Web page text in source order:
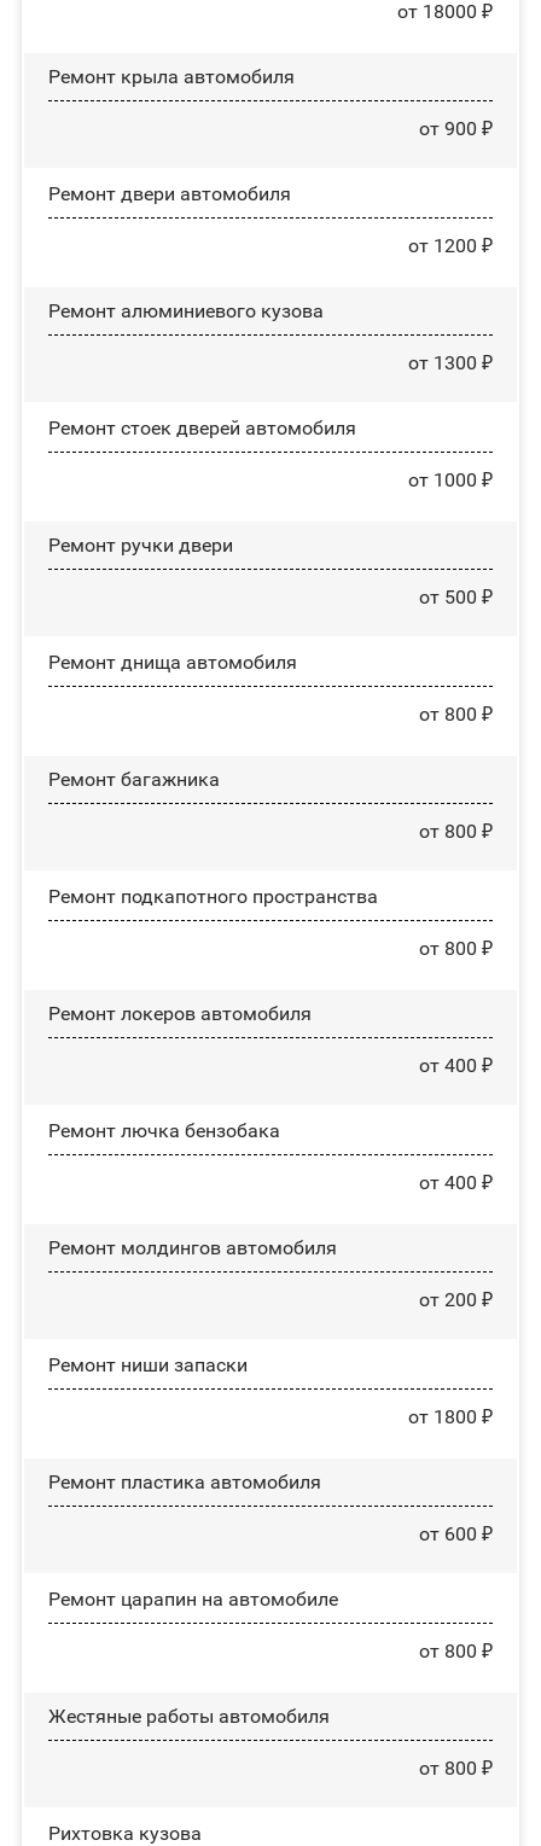
от 18000 ₽
Ремонт крыла автомобиля
от 900 ₽
Ремонт двери автомобиля
от 1200 ₽
Ремонт алюминиевого кузова
от 1300 ₽
Ремонт стоек дверей автомобиля
от 1000 ₽
Ремонт ручки двери
от 500 ₽
Ремонт днища автомобиля
от 800 ₽
Ремонт багажника
от 800 ₽
Ремонт подкапотного пространства
от 800 ₽
Ремонт лoĸepoв автомобиля
от 400 ₽
Ремонт лючка бензобака
от 400 ₽
Ремонт молдингов автомобиля
от 200 ₽
Ремонт ниши запаски
от 1800 ₽
Ремонт пластика автомобиля
от 600 ₽
Ремонт царапин на автомобиле
от 800 ₽
Жестяные работы автомобиля
от 800 ₽
Рихтовка кузова